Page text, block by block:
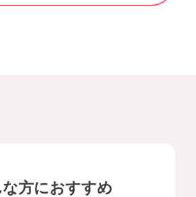
方におすすめ